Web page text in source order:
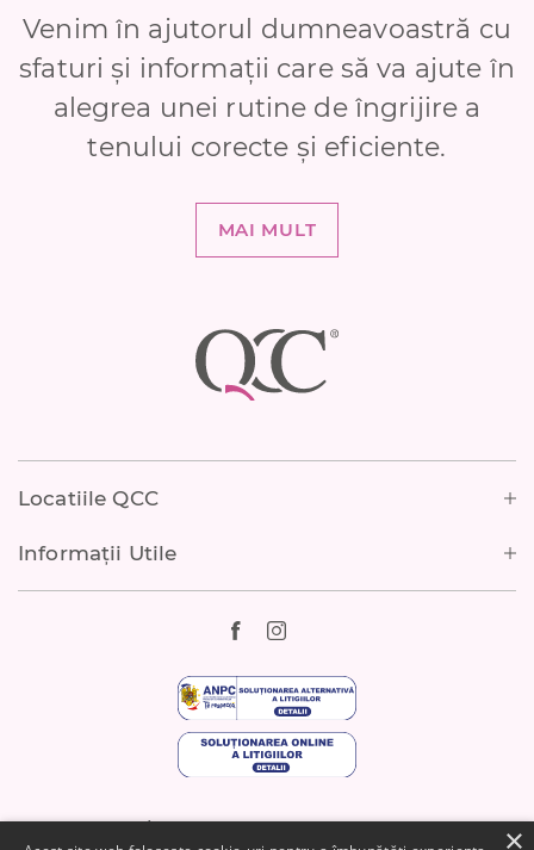
Venim în ajutorul dumneavoastră cu
sfaturi și informații care să va ajute în
alegrea unei rutine de îngrijire a
tenului corecte și eficiente.
MAI MULT
Footer
Piata George Enescu nr. 3,
Locatiile QCC
Informații Utile
×